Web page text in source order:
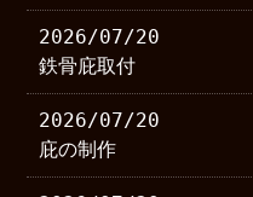
2026/07/20
鉄骨庇取付
2026/07/20
庇の制作